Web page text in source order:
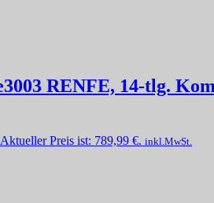
RENFE, 14-tlg.
Aktueller Preis ist: 789,99 €. inkl.MwSt.